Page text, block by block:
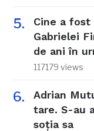
Cine a fost
Gabrielei
de ani în
117179 views
Adrian
tare. S-au
soția sa